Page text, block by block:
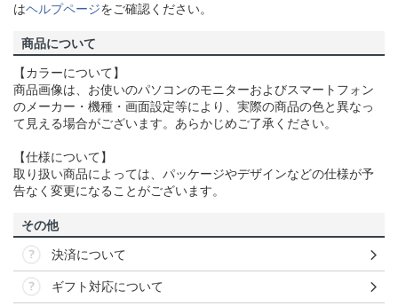
はヘルプページをご確認ください。
商品について
【カラーについて】
商品画像は、お使いのパソコンのモニターおよびスマートフォン
のメーカー・機種・画面設定等により、実際の商品の色と異なっ
て見える場合がございます。あらかじめご了承ください。
【仕様について】
取り扱い商品によっては、パッケージやデザインなどの仕様が予
告なく変更になることがございます。
その他
決済について
ギフト対応について